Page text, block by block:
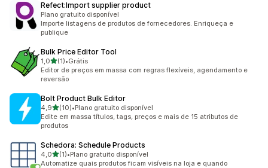
Refect:Import supplier product
Plano gratuito disponível
Importe listagens de produtos de fornecedores. Enriqueça e
publique
Bulk Price Editor Tool
1,0de 5 estrelas
(1)
1 avaliações ao todo
•Grátis
Editor de preços em massa com regras flexíveis, agendamento e
reversão
Bolt Product Bulk Editor
4,9de 5 estrelas
(10)
10 avaliações ao todo
•Plano gratuito disponível
Edite em massa títulos, tags, preços e mais de 15 atributos de
produtos
Schedora: Schedule Products
4,0de 5 estrelas
(1)
1 avaliações ao todo
•Plano gratuito disponível
Automatize quais produtos ficam visíveis na loja e quando